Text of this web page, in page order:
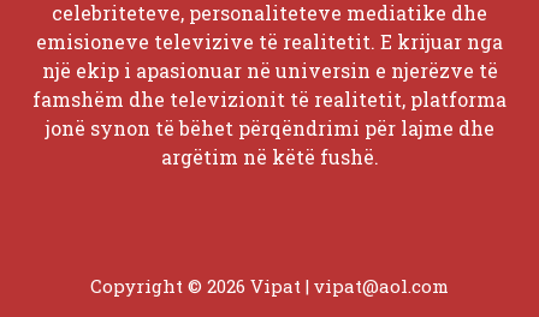
celebriteteve, personaliteteve mediatike dhe
emisioneve televizive të realitetit. E krijuar nga
një ekip i apasionuar në universin e njerëzve të
famshëm dhe televizionit të realitetit, platforma
jonë synon të bëhet përqëndrimi për lajme dhe
argëtim në këtë fushë.
Copyright © 2026 Vipat | vipat@aol.com